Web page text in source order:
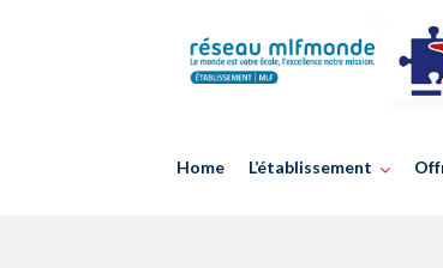
Home L’établissement